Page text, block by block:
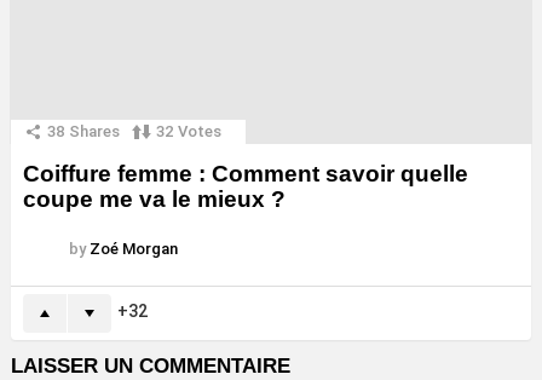
38 Shares 32 Votes
Coiffure femme : Comment savoir quelle
coupe me va le mieux ?
by Zoé Morgan
32
LAISSER UN COMMENTAIRE